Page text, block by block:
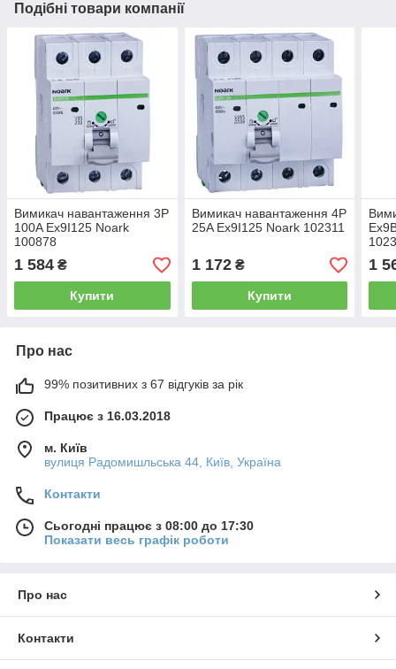
Подібні товари компанії
Вимикач навантаження 3P
100A Ex9I125 Noark
100878
1 584 ₴
Купити
Вимикач навантаження 4P
25A Ex9I125 Noark 102311
1 172₴
Купити
1
Про нас
99% позитивних з 67 відгуків за рік
Працює з 16.03.2018
м. Київ
вулиця Радомишльська 44, Київ, Україна
Контакти
Сьогодні працює з 08:00 до 17:30
Показати весь графік роботи
Про нас
Контакти